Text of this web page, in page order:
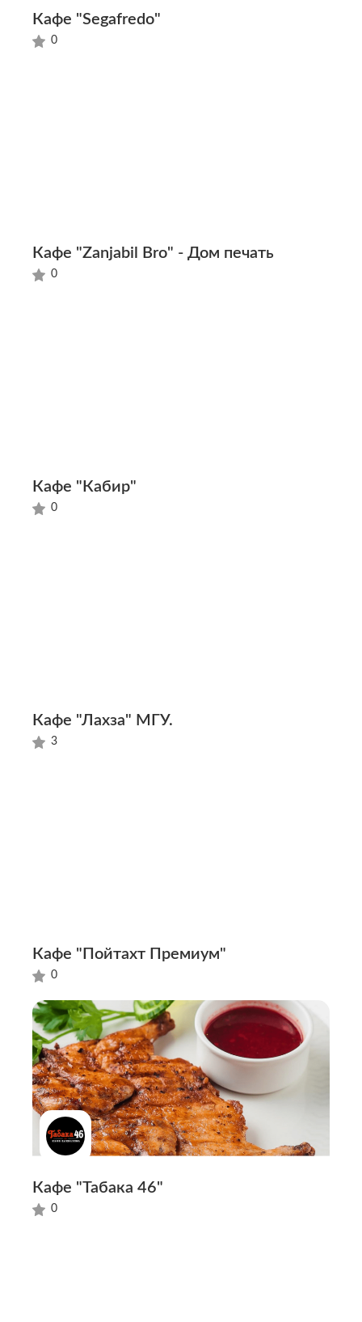
Кафе "Segafredo"
0
Кафе "Zanjabil Bro" - Дом печать
0
Кафе "Кабир"
0
Кафе "Лахза" МГУ.
3
Кафе "Пойтахт Премиум"
0
Кафе "Табака 46"
0